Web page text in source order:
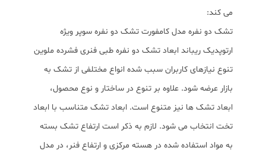
می کند:
تشک دو نفره مدل کامفورت تشک دو نفره سوپر ویژه
ارتوپدیک ریباند ابعاد تشک دو نفره طبی فنری فشرده ملوین
تنوع نیازهای کاربران سبب شده انواع مختلفی از تشک به
بازار عرضه شود. علاوه بر تنوع در ساختار و نوع محصول،
ابعاد تشک ها نیز متنوع است. ابعاد تشک متناسب با ابعاد
تخت انتخاب می شود. لازم به ذکر است ارتفاع تشک بسته
به مواد استفاده شده در هسته مرکزی و ارتفاع فنر، در مدل